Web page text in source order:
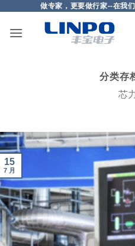
做专家，更要做行家--在我
分类存
芯
15
7 月